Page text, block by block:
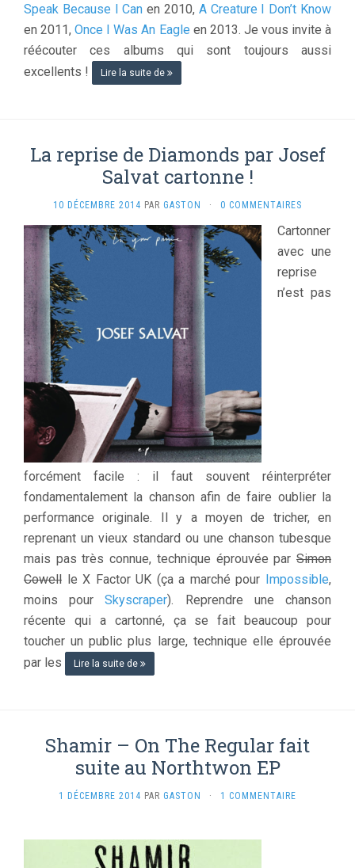
Speak Because I Can en 2010, A Creature I Don’t Know
en 2011,Once I Was An Eagle en 2013. Je vous invite à
réécouter ces albums qui sont toujours aussi
excellents !
Lire la suite de
La reprise de Diamonds par Josef
Salvat cartonne !
10 DÉCEMBRE 2014 PAR GASTON · 0 COMMENTAIRES
Cartonner
avec une
reprise
n’est pas
forcément facile : il faut souvent réinterpréter
fondamentalement la chanson afin de faire oublier la
performance originale. Il y a moyen de tricher, en
reprenant un vieux standard ou une chanson tubesque
mais pas très connue, technique éprouvée par Simon
Cowell le X Factor UK (ça a marché pour Impossible,
moins pourSkyscraper). Reprendre une chanson
récente qui a cartonné, ça se fait beaucoup pour
toucher un public plus large, technique elle éprouvée
par les
Lire la suite de
Shamir – On The Regular fait
suite au Northtwon EP
1 DÉCEMBRE 2014 PAR GASTON · 1 COMMENTAIRE